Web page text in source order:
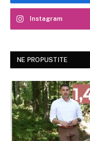
Instagram
NE PROPUSTITE